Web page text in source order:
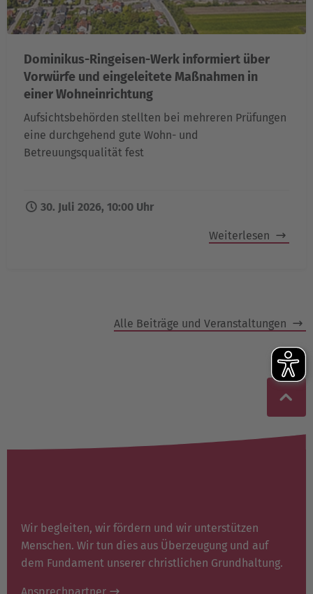
Dominikus-Ringeisen-Werk informiert über
Vorwürfe und eingeleitete Maßnahmen in
einer Wohneinrichtung
Aufsichtsbehörden stellten bei mehreren Prüfungen
eine durchgehend gute Wohn- und
Betreuungsqualität fest
30. Juli 2026, 10:00 Uhr
Weiterlesen
Alle Beiträge und Veranstaltungen
Wir begleiten, wir fördern und wir unterstützen
Menschen. Wir tun dies aus Überzeugung und auf
dem Fundament unserer christlichen Grundhaltung.
Ansprechpartner